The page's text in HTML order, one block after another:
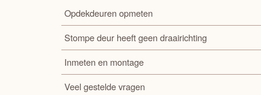
Opdekdeuren opmeten
Stompe deur heeft geen draairichting
Inmeten en montage
Veel gestelde vragen